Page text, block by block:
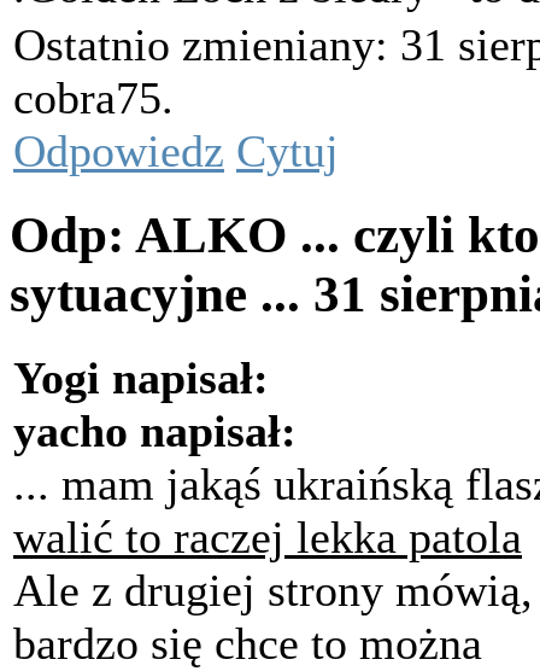
Ostatnio zmieniany: 31
cobra75.
Odpowiedz Cytuj
Odp: ALKO ... czyli
sytuacyjne ... 31
Yogi napisał:
yacho napisał:
... mam jakąś ukraińską
walić to raczej lekka patola
Ale z drugiej strony mówią,
bardzo się chce to można